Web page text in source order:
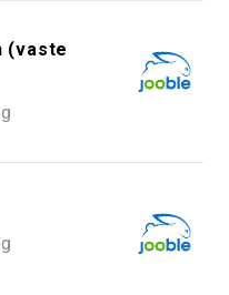
(vaste